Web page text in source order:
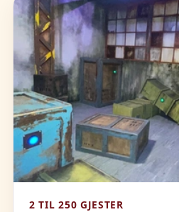
2 TIL 250 GJESTER